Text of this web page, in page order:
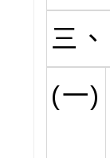
三、
(一)